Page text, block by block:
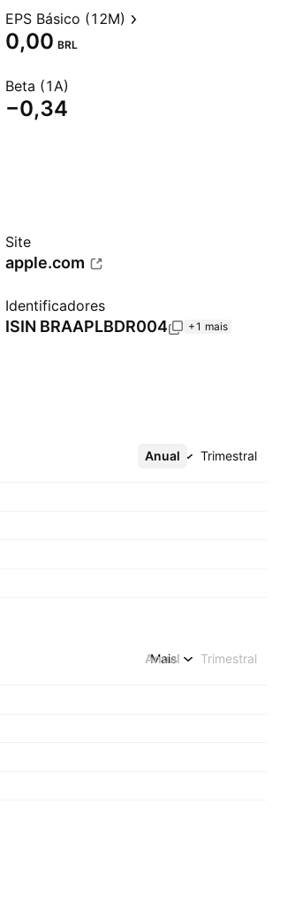
EPS Básico (12M)
0,00 BRL
Beta (1A)
−0,34
Site
apple.com
Identificadores
ISIN BRAAPLBDR004 +1 mais
Anual Trimestral
Mais
Anual Trimestral
Mais